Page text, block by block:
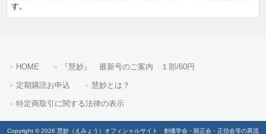
す。
HOME 『慧妙』 最新号のご案内 １部/60円
定期購読お申込 慧妙とは？
特定商取引に関する法律の表示
Copyright © 2026 慧妙（えみょう）オフィシャルサイト 創価学会・顕正会・正信会等の異流